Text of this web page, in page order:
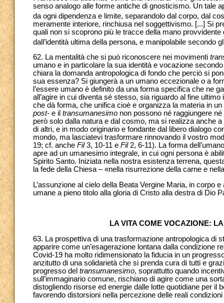
senso analogo alle forme antiche di gnosticismo. Un tale
da ogni dipendenza e limite, separandolo dal corpo, dal
meramente interiore, rinchiusa nel soggettivismo. [...] Si
quali non si scoprono più le tracce della mano
dall’identità ultima della persona, e manipolabile secondo
62. La mentalità che si può riconoscere nei movimenti
umano e in particolare la sua identità e vocazione
chiara la domanda antropologica di fondo che perciò si
sua essenza? Si giungerà a un umano eccezionale o a
l’essere umano è definito da una forma specifica che ne
all’agire in cui diventa sé stesso, sia riguardo al fine
che dà forma, che unifica cioè e organizza la materia in
post- e il transumanesimo non possono né raggiungere
però solo dalla natura e dal cosmo, ma si realizza anche
di altri, e in modo originario e fondante dal libero dialogo
mondo, ma lasciatevi trasformare rinnovando il vostro
19; cf. anche Fil3, 10-11 e Fil2, 6-11). La forma
apre ad un umanesimo integrale, in cui ogni persona è
Spirito Santo. Iniziata nella nostra esistenza terrena,
la fede della Chiesa – «nella risurrezione della carne e
L’assunzione al cielo della Beata Vergine Maria, in
umane a pieno titolo alla gloria di Cristo alla destra di Dio
LA VITA COME VOCAZIONE:
63. La prospettiva di una trasformazione antropologica di
apparire come un’esagerazione lontana dalla condizione
Covid-19 ha molto ridimensionato la fiducia in un
anzitutto di una solidarietà che si prenda cura di tutti e
progresso del transumanesimo, soprattutto quando
sull’immaginario comune, rischiano di agire come una
distogliendo risorse ed energie dalle lotte quotidiane per il
favorendo distorsioni nella percezione delle reali condizioni